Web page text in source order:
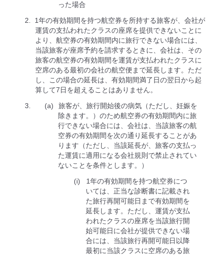
った場合
1年の有効期間を持つ航空券を所持する旅客が、会社が
運賃の支払われたクラスの座席を提供できないことに
より、航空券の有効期間内に旅行できない場合には、
当該旅客が座席予約を請求するときに、会社は、その
旅客の航空券の有効期間を運賃が支払われたクラスに
空席のある最初の会社の航空便まで延⻑します。ただ
し、この場合の延⻑は、有効期間満了日の翌日から起
算して7日を超えることはありません。
旅客が、旅行開始後の病気（ただし、妊娠を
除きます。）のため航空券の有効期間内に旅
行できない場合には、会社は、当該旅客の航
空券の有効期間を次の通り延⻑することがあ
ります（ただし、当該延⻑が、旅客の支払っ
た運賃に適用になる会社規則で禁止されてい
ないことを条件とします。）
1年の有効期間を持つ航空券につ
いては、正当な診断書に記載され
た旅行再開可能日まで有効期間を
延⻑します。ただし、運賃が支払
われたクラスの座席を当該旅行開
始可能日に会社が提供できない場
合には、当該旅行再開可能日以降
最初に当該クラスに空席のある旅